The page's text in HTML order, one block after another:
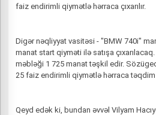
faiz endirimli qiymətlə hərraca çıxarılır.
Digər nəqliyyat vasitəsi - "BMW 740i"
manat start qiyməti ilə satışa
məbləği 1 725 manat təşkil edir.
25 faiz endirimli qiymətlə hərraca
Qeyd edək ki, bundan əvvəl Vilyam